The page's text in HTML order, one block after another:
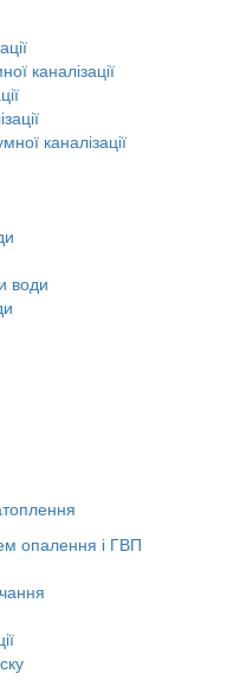
каналізації
каналізації
води
опалення і ГВП